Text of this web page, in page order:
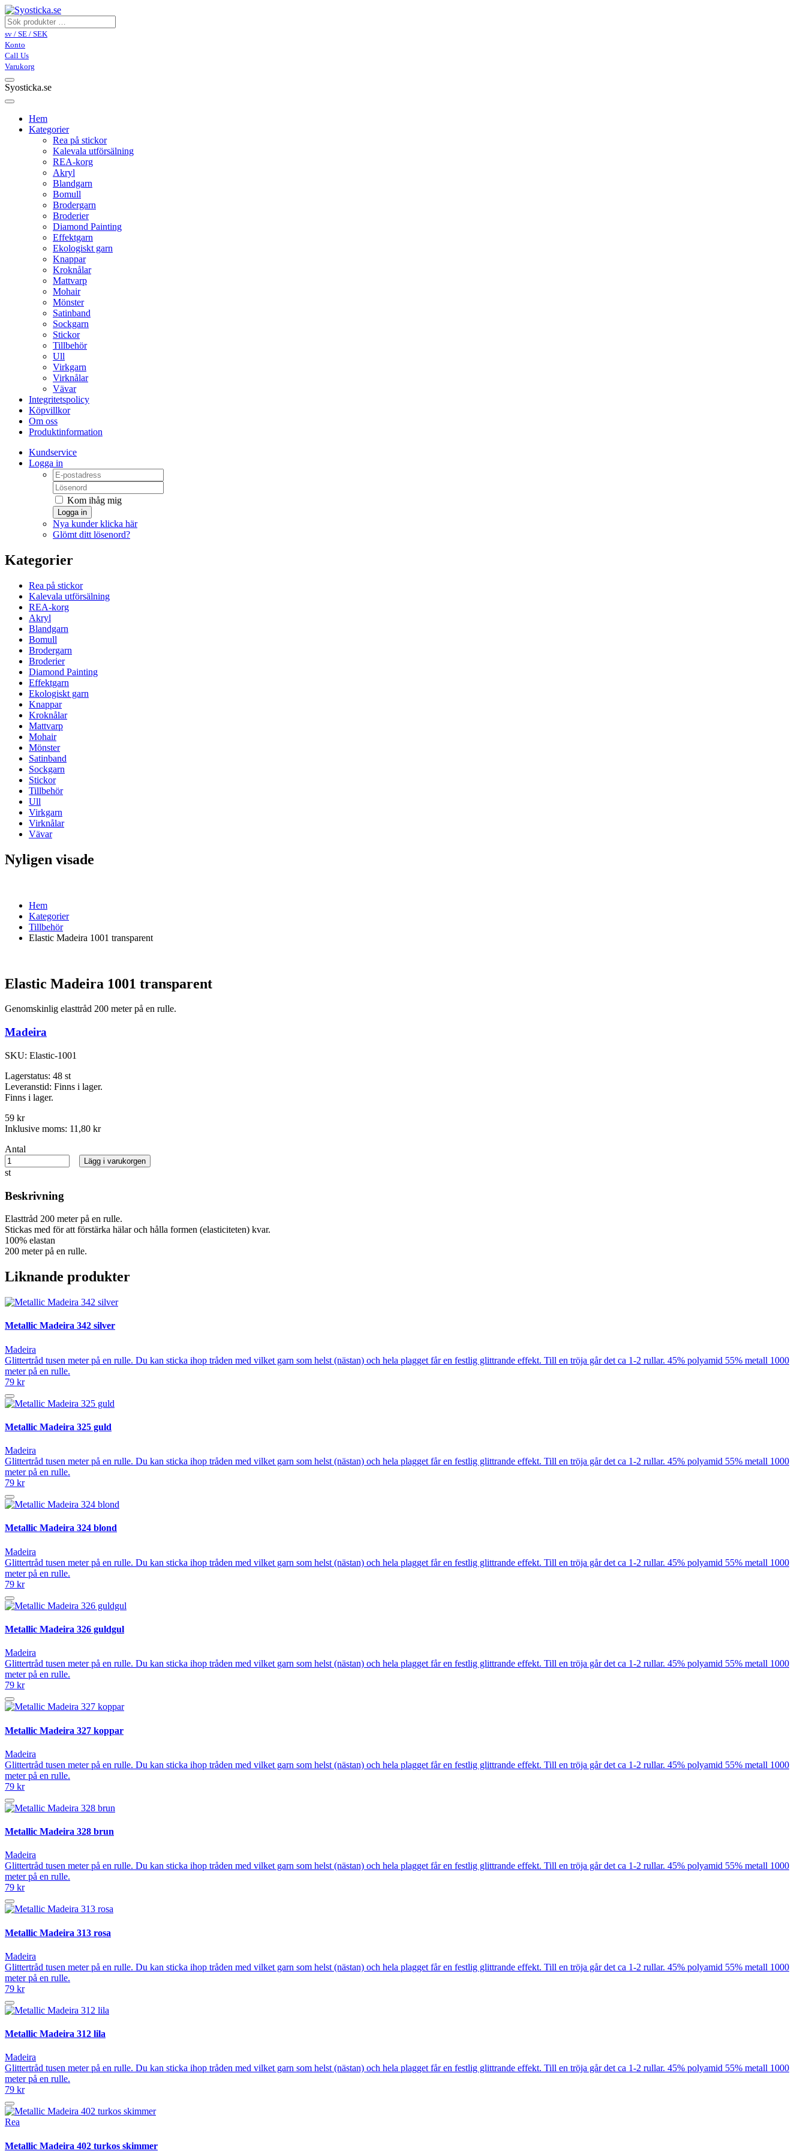
sv / SE / SEK
Konto
Call Us
Varukorg
Syosticka.se
Hem
Kategorier
Rea på stickor
Kalevala utförsälning
REA-korg
Akryl
Blandgarn
Bomull
Brodergarn
Broderier
Diamond Painting
Effektgarn
Ekologiskt garn
Knappar
Kroknålar
Mattvarp
Mohair
Mönster
Satinband
Sockgarn
Stickor
Tillbehör
Ull
Virkgarn
Virknålar
Vävar
Integritetspolicy
Köpvillkor
Om oss
Produktinformation
Kundservice
Logga in
Kom ihåg mig
Logga in
Nya kunder klicka här
Glömt ditt lösenord?
Kategorier
Rea på stickor
Kalevala utförsälning
REA-korg
Akryl
Blandgarn
Bomull
Brodergarn
Broderier
Diamond Painting
Effektgarn
Ekologiskt garn
Knappar
Kroknålar
Mattvarp
Mohair
Mönster
Satinband
Sockgarn
Stickor
Tillbehör
Ull
Virkgarn
Virknålar
Vävar
Nyligen visade
Hem
Kategorier
Tillbehör
Elastic Madeira 1001 transparent
Elastic Madeira 1001 transparent
Genomskinlig elasttråd 200 meter på en rulle.
Madeira
SKU: Elastic-1001
Lagerstatus: 48 st
Leveranstid: Finns i lager.
Finns i lager.
59 kr
Inklusive moms: 11,80 kr
Antal
st
Lägg i varukorgen
Beskrivning
Elasttråd 200 meter på en rulle.
Stickas med för att förstärka hälar och hålla formen (elasticiteten) kvar.
100% elastan
200 meter på en rulle.
Liknande produkter
Metallic Madeira 342 silver
Madeira
Glittertråd tusen meter på en rulle. Du kan sticka ihop tråden med vilket garn som helst (nästan) och hela plagget får en festlig glittrande effekt. Till en tröja går det ca 1-2 rullar. 45% polyamid 55% metall 1000
meter på en rulle.
79 kr
Metallic Madeira 325 guld
Madeira
Glittertråd tusen meter på en rulle. Du kan sticka ihop tråden med vilket garn som helst (nästan) och hela plagget får en festlig glittrande effekt. Till en tröja går det ca 1-2 rullar. 45% polyamid 55% metall 1000
meter på en rulle.
79 kr
Metallic Madeira 324 blond
Madeira
Glittertråd tusen meter på en rulle. Du kan sticka ihop tråden med vilket garn som helst (nästan) och hela plagget får en festlig glittrande effekt. Till en tröja går det ca 1-2 rullar. 45% polyamid 55% metall 1000
meter på en rulle.
79 kr
Metallic Madeira 326 guldgul
Madeira
Glittertråd tusen meter på en rulle. Du kan sticka ihop tråden med vilket garn som helst (nästan) och hela plagget får en festlig glittrande effekt. Till en tröja går det ca 1-2 rullar. 45% polyamid 55% metall 1000
meter på en rulle.
79 kr
Metallic Madeira 327 koppar
Madeira
Glittertråd tusen meter på en rulle. Du kan sticka ihop tråden med vilket garn som helst (nästan) och hela plagget får en festlig glittrande effekt. Till en tröja går det ca 1-2 rullar. 45% polyamid 55% metall 1000
meter på en rulle.
79 kr
Metallic Madeira 328 brun
Madeira
Glittertråd tusen meter på en rulle. Du kan sticka ihop tråden med vilket garn som helst (nästan) och hela plagget får en festlig glittrande effekt. Till en tröja går det ca 1-2 rullar. 45% polyamid 55% metall 1000
meter på en rulle.
79 kr
Metallic Madeira 313 rosa
Madeira
Glittertråd tusen meter på en rulle. Du kan sticka ihop tråden med vilket garn som helst (nästan) och hela plagget får en festlig glittrande effekt. Till en tröja går det ca 1-2 rullar. 45% polyamid 55% metall 1000
meter på en rulle.
79 kr
Metallic Madeira 312 lila
Madeira
Glittertråd tusen meter på en rulle. Du kan sticka ihop tråden med vilket garn som helst (nästan) och hela plagget får en festlig glittrande effekt. Till en tröja går det ca 1-2 rullar. 45% polyamid 55% metall 1000
meter på en rulle.
79 kr
Rea
Metallic Madeira 402 turkos skimmer